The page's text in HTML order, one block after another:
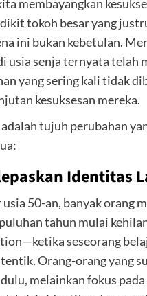
membayangkan
tokoh besar yang
ini bukan kebetulan.
usia senja ternyata telah
yang sering kali tidak
kesuksesan mereka.
tujuh perubahan
Identitas
50-an, banyak orang
tahun mulai
seseorang
Orang-orang yang
melainkan fokus